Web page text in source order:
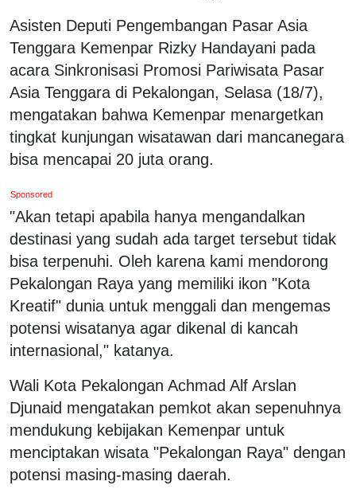
Asisten Deputi Pengembangan Pasar Asia
Tenggara Kemenpar Rizky Handayani pada
acara Sinkronisasi Promosi Pariwisata Pasar
Asia Tenggara di Pekalongan, Selasa (18/7),
mengatakan bahwa Kemenpar menargetkan
tingkat kunjungan wisatawan dari mancanegara
bisa mencapai 20 juta orang.
Sponsored
"Akan tetapi apabila hanya mengandalkan
destinasi yang sudah ada target tersebut tidak
bisa terpenuhi. Oleh karena kami mendorong
Pekalongan Raya yang memiliki ikon "Kota
Kreatif" dunia untuk menggali dan mengemas
potensi wisatanya agar dikenal di kancah
internasional," katanya.
Wali Kota Pekalongan Achmad Alf Arslan
Djunaid mengatakan pemkot akan sepenuhnya
mendukung kebijakan Kemenpar untuk
menciptakan wisata "Pekalongan Raya" dengan
potensi masing-masing daerah.